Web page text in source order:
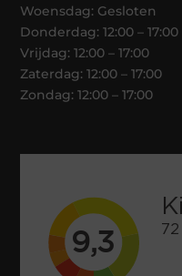
Woensdag: Gesloten
Donderdag: 12:00 – 17:00
Vrijdag: 12:00 – 17:00
Zaterdag: 12:00 – 17:00
Zondag: 12:00 – 17:00